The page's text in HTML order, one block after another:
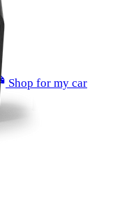
Shop for my car